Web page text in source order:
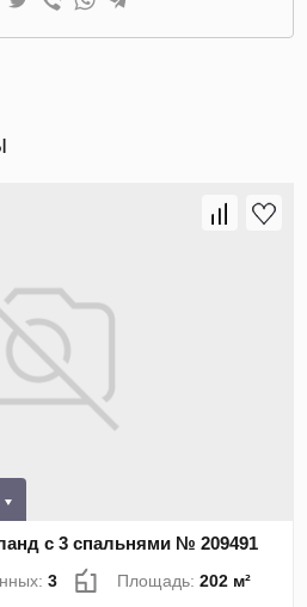
с 3 спальнями № 209491
3 Площадь:202 м²